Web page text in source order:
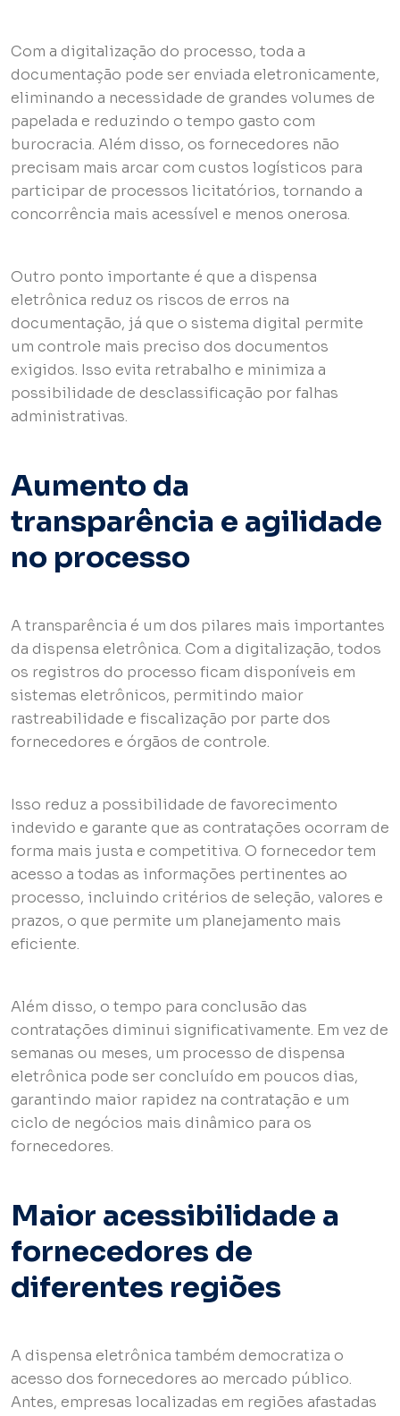
Com a digitalização do processo, toda a
documentação pode ser enviada eletronicamente,
eliminando a necessidade de grandes volumes de
papelada e reduzindo o tempo gasto com
burocracia. Além disso, os fornecedores não
precisam mais arcar com custos logísticos para
participar de processos licitatórios, tornando a
concorrência mais acessível e menos onerosa.
Outro ponto importante é que a dispensa
eletrônica reduz os riscos de erros na
documentação, já que o sistema digital permite
um controle mais preciso dos documentos
exigidos. Isso evita retrabalho e minimiza a
possibilidade de desclassificação por falhas
administrativas.
Aumento da
transparência e agilidade
no processo
A transparência é um dos pilares mais importantes
da dispensa eletrônica. Com a digitalização, todos
os registros do processo ficam disponíveis em
sistemas eletrônicos, permitindo maior
rastreabilidade e fiscalização por parte dos
fornecedores e órgãos de controle.
Isso reduz a possibilidade de favorecimento
indevido e garante que as contratações ocorram de
forma mais justa e competitiva. O fornecedor tem
acesso a todas as informações pertinentes ao
processo, incluindo critérios de seleção, valores e
prazos, o que permite um planejamento mais
eficiente.
Além disso, o tempo para conclusão das
contratações diminui significativamente. Em vez de
semanas ou meses, um processo de dispensa
eletrônica pode ser concluído em poucos dias,
garantindo maior rapidez na contratação e um
ciclo de negócios mais dinâmico para os
fornecedores.
Maior acessibilidade a
fornecedores de
diferentes regiões
A dispensa eletrônica também democratiza o
acesso dos fornecedores ao mercado público.
Antes, empresas localizadas em regiões afastadas